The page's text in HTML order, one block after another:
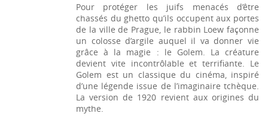
Pour protéger les juifs menacés d’être
chassés du ghetto qu’ils occupent aux portes
de la ville de Prague, le rabbin Loew façonne
un colosse d’argile auquel il va donner vie
grâce à la magie : le Golem. La créature
devient vite incontrôlable et terrifiante. Le
Golem est un classique du cinéma, inspiré
d’une légende issue de l’imaginaire tchèque.
La version de 1920 revient aux origines du
mythe.